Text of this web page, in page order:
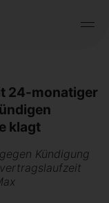
24-monatiger
klagt
Kündigung